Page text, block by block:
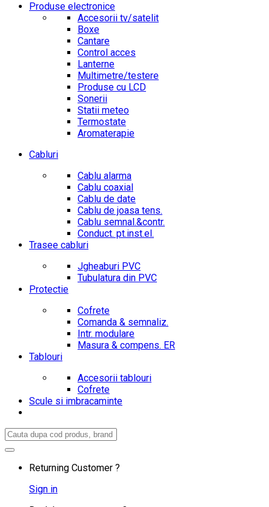
Produse electronice
Accesorii tv/satelit
Boxe
Cantare
Control acces
Lanterne
Multimetre/testere
Produse cu LCD
Sonerii
Statii meteo
Termostate
Aromaterapie
Cabluri
Cablu alarma
Cablu coaxial
Cablu de date
Cablu de joasa tens.
Cablu semnal.&contr.
Conduct. pt.inst.el.
Trasee cabluri
Jgheaburi PVC
Tubulatura din PVC
Protectie
Cofrete
Comanda & semnaliz.
Intr. modulare
Masura & compens. ER
Tablouri
Accesorii tablouri
Cofrete
Scule si imbracaminte
Search
for:
Returning Customer ?
Sign in